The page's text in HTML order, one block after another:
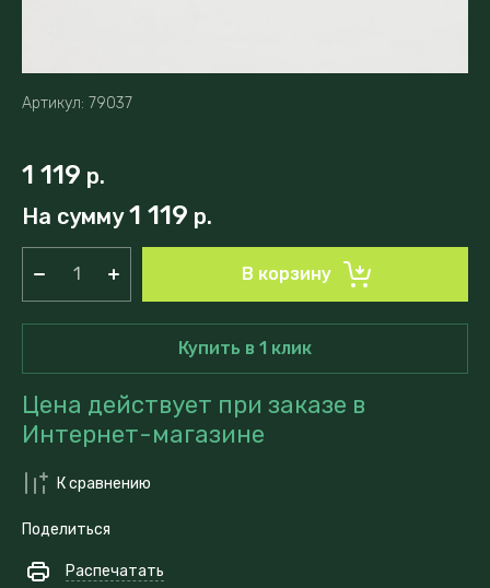
Артикул: 79037
1 119 р.
На сумму 1 119 р.
В корзину
Купить в 1 клик
Цена действует при заказе в
Интернет-магазине
К сравнению
Поделиться
Распечатать